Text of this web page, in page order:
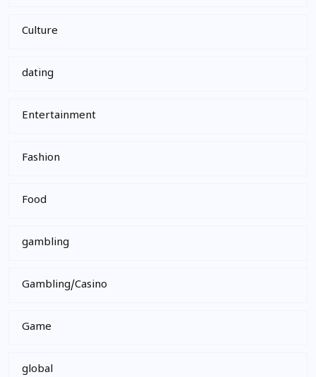
Culture
dating
Entertainment
Fashion
Food
gambling
Gambling/Casino
Game
global